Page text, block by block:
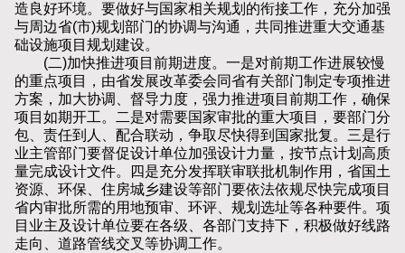
造良好环境。要做好与国家相关规划的衔接工作，充分加强
与周边省(市)规划部门的协调与沟通，共同推进重大交通基
础设施项目规划建设。
(二)加快推进项目前期进度。一是对前期工作进展较慢
的重点项目，由省发展改革委会同省有关部门制定专项推进
方案，加大协调、督导力度，强力推进项目前期工作，确保
项目如期开工。二是对需要国家审批的重大项目，要部门分
包、责任到人、配合联动，争取尽快得到国家批复。三是行
业主管部门要督促设计单位加强设计力量，按节点计划高质
量完成设计文件。四是充分发挥联审联批机制作用，省国土
资源、环保、住房城乡建设等部门要依法依规尽快完成项目
省内审批所需的用地预审、环评、规划选址等各种要件。项
目业主及设计单位要在各级、各部门支持下，积极做好线路
走向、道路管线交叉等协调工作。